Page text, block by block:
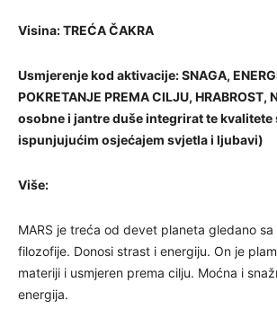
Visina:TREĆA ČAKRA
Usmjerenje kod aktivacije:SNAGA,
POKRETANJE PREMA CILJU, HRABROST,
osobne i jantre duše integrirat te kvalitete
ispunjujućim osjećajem svjetla i ljubavi)
Više:
MARS je treća od devet planeta gledano
filozofije. Donosi strast i energiju. On je
materiji i usmjeren prema cilju. Moćna i
energija.